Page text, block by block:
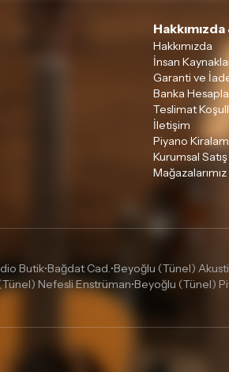
Hakkımızda
İnsan
Garanti ve
Banka
Teslimat
İletişim
Piyano
Kurumsal Satış
Mağazalarımız
Butik•Bağdat Cad.•Beyoğlu (Tünel)
Nefesli Enstrüman•Beyoğlu (Tünel)